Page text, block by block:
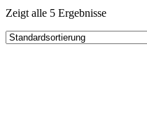
Zeigt alle 5 Ergebnisse